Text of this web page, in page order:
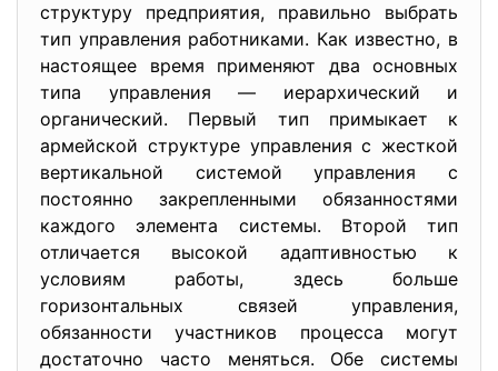
структуру предприятия, правильно выбрать
тип управления работниками. Как известно, в
настоящее время применяют два основных
типа управления — иерархический и
органический. Первый тип примыкает к
армейской структуре управления с жесткой
вертикальной системой управления с
постоянно закрепленными обязанностями
каждого элемента системы. Второй тип
отличается высокой адаптивностью к
условиям работы, здесь больше
горизонтальных связей управления,
обязанности участников процесса могут
достаточно часто меняться. Обе системы